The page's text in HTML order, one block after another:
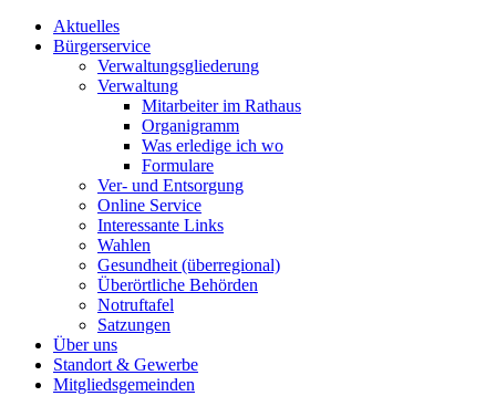
Aktuelles
Bürgerservice
Verwaltungsgliederung
Verwaltung
Mitarbeiter im Rathaus
Organigramm
Was erledige ich wo
Formulare
Ver- und Entsorgung
Online Service
Interessante Links
Wahlen
Gesundheit (überregional)
Überörtliche Behörden
Notruftafel
Satzungen
Über uns
Standort & Gewerbe
Mitgliedsgemeinden